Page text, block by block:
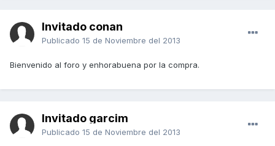
Invitado conan
Publicado 15 de Noviembre del 2013
Bienvenido al foro y enhorabuena por la compra.
Invitado garcim
Publicado 15 de Noviembre del 2013